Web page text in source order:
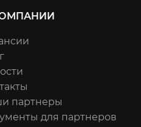
партнеры
для партнеров